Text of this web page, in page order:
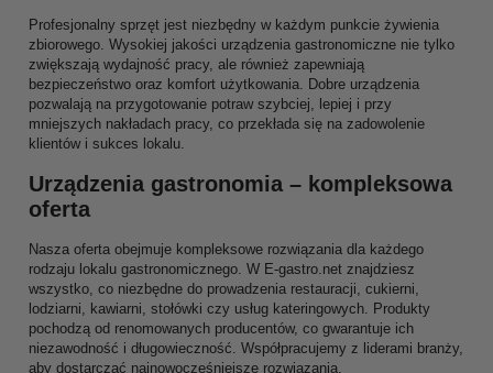
Profesjonalny sprzęt jest niezbędny w każdym punkcie żywienia
zbiorowego. Wysokiej jakości urządzenia gastronomiczne nie tylko
zwiększają wydajność pracy, ale również zapewniają
bezpieczeństwo oraz komfort użytkowania. Dobre urządzenia
pozwalają na przygotowanie potraw szybciej, lepiej i przy
mniejszych nakładach pracy, co przekłada się na zadowolenie
klientów i sukces lokalu.
Urządzenia gastronomia – kompleksowa
oferta
Nasza oferta obejmuje kompleksowe rozwiązania dla każdego
rodzaju lokalu gastronomicznego. W E-gastro.net znajdziesz
wszystko, co niezbędne do prowadzenia restauracji, cukierni,
lodziarni, kawiarni, stołówki czy usług kateringowych. Produkty
pochodzą od renomowanych producentów, co gwarantuje ich
niezawodność i długowieczność. Współpracujemy z liderami branży,
aby dostarczać najnowocześniejsze rozwiązania.